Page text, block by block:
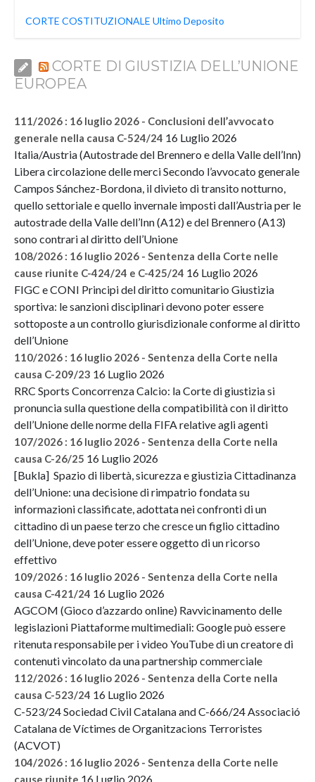
CORTE COSTITUZIONALE Ultimo Deposito
CORTE DI GIUSTIZIA DELL’UNIONE
EUROPEA
111/2026 : 16 luglio 2026 - Conclusioni dell’avvocato
generale nella causa C-524/24 16 Luglio 2026
Italia/Austria (Autostrade del Brennero e della Valle dell’Inn)
Libera circolazione delle merci Secondo l’avvocato generale
Campos Sánchez-Bordona, il divieto di transito notturno,
quello settoriale e quello invernale imposti dall’Austria per le
autostrade della Valle dell’Inn (A12) e del Brennero (A13)
sono contrari al diritto dell’Unione
108/2026 : 16 luglio 2026 - Sentenza della Corte nelle
cause riunite C-424/24 e C-425/24 16 Luglio 2026
FIGC e CONI Principi del diritto comunitario Giustizia
sportiva: le sanzioni disciplinari devono poter essere
sottoposte a un controllo giurisdizionale conforme al diritto
dell’Unione
110/2026 : 16 luglio 2026 - Sentenza della Corte nella
causa C-209/23 16 Luglio 2026
RRC Sports Concorrenza Calcio: la Corte di giustizia si
pronuncia sulla questione della compatibilità con il diritto
dell’Unione delle norme della FIFA relative agli agenti
107/2026 : 16 luglio 2026 - Sentenza della Corte nella
causa C-26/25 16 Luglio 2026
[Bukla] Spazio di libertà, sicurezza e giustizia Cittadinanza
dell’Unione: una decisione di rimpatrio fondata su
informazioni classificate, adottata nei confronti di un
cittadino di un paese terzo che cresce un figlio cittadino
dell’Unione, deve poter essere oggetto di un ricorso
effettivo
109/2026 : 16 luglio 2026 - Sentenza della Corte nella
causa C-421/24 16 Luglio 2026
AGCOM (Gioco d’azzardo online) Ravvicinamento delle
legislazioni Piattaforme multimediali: Google può essere
ritenuta responsabile per i video YouTube di un creatore di
contenuti vincolato da una partnership commerciale
112/2026 : 16 luglio 2026 - Sentenza della Corte nella
causa C-523/24 16 Luglio 2026
C-523/24 Sociedad Civil Catalana and C-666/24 Associació
Catalana de Víctimes de Organitzacions Terroristes
(ACVOT)
104/2026 : 16 luglio 2026 - Sentenza della Corte nelle
cause riunite 16 Luglio 2026